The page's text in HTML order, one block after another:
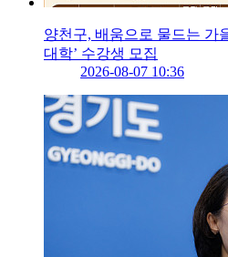
양천구, 배움으로 물드는 가
대학’ 수강생 모집
2026-08-07 10:36